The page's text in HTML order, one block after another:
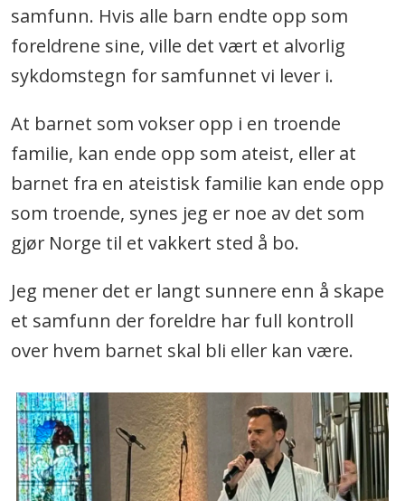
samfunn. Hvis alle barn endte opp som
foreldrene sine, ville det vært et alvorlig
sykdomstegn for samfunnet vi lever i.
At barnet som vokser opp i en troende
familie, kan ende opp som ateist, eller at
barnet fra en ateistisk familie kan ende opp
som troende, synes jeg er noe av det som
gjør Norge til et vakkert sted å bo.
Jeg mener det er langt sunnere enn å skape
et samfunn der foreldre har full kontroll
over hvem barnet skal bli eller kan være.